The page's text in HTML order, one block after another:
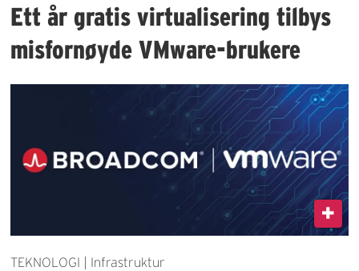
Ett år gratis virtualisering tilbys
misfornøyde VMware-brukere
TEKNOLOGI | Infrastruktur